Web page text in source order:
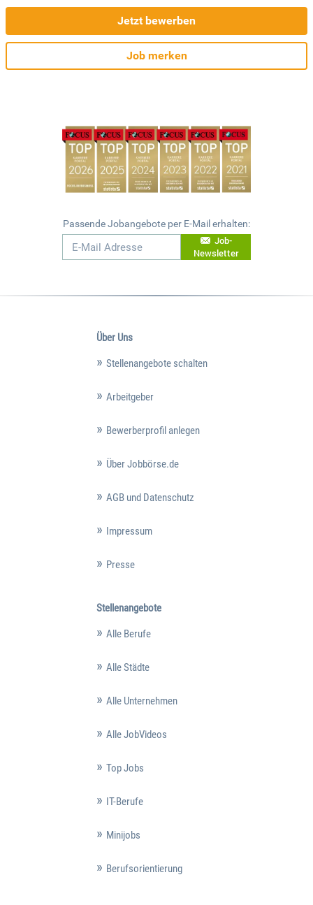
Jetzt bewerben
Job merken
Passende Jobangebote per E-Mail erhalten:
Job-
Newsletter
Über Uns
Stellenangebote schalten
Arbeitgeber
Bewerberprofil anlegen
Über Jobbörse.de
AGB und Datenschutz
Impressum
Presse
Stellenangebote
Alle Berufe
Alle Städte
Alle Unternehmen
Alle JobVideos
Top Jobs
IT-Berufe
Minijobs
Berufsorientierung